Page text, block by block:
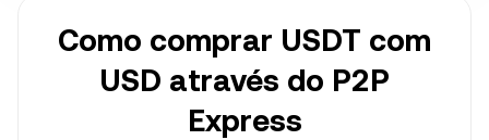
Como comprar USDT com
USD através do P2P
Express